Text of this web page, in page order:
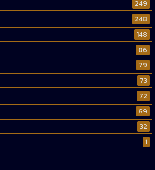
249
248
148
86
79
73
72
69
32
1